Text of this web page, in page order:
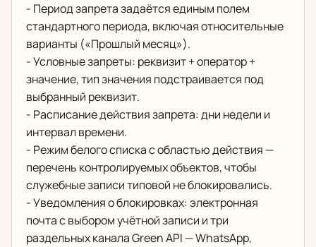
- Период запрета задаётся единым полем
стандартного периода, включая относительные
варианты («Прошлый месяц»).
- Условные запреты: реквизит + оператор +
значение, тип значения подстраивается под
выбранный реквизит.
- Расписание действия запрета: дни недели и
интервал времени.
- Режим белого списка с областью действия —
перечень контролируемых объектов, чтобы
служебные записи типовой не блокировались.
- Уведомления о блокировках: электронная
почта с выбором учётной записи и три
раздельных канала Green API — WhatsApp,